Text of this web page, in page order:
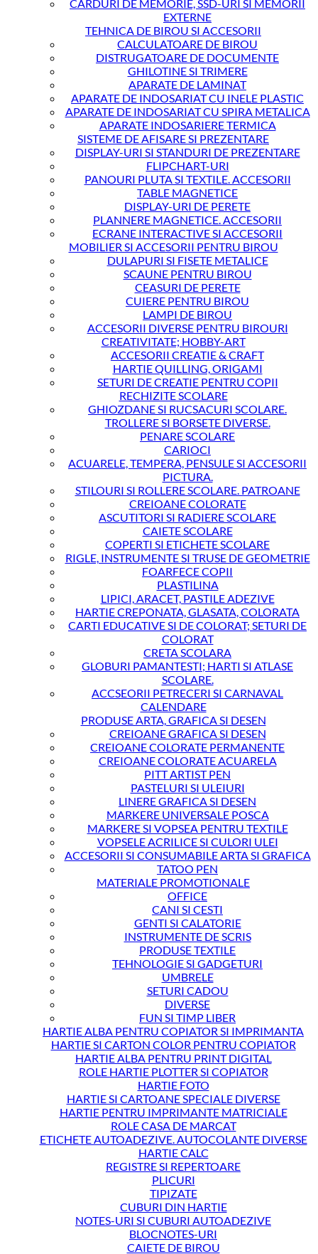
CARDURI DE MEMORIE, SSD-URI SI MEMORII
EXTERNE
TEHNICA DE BIROU SI ACCESORII
CALCULATOARE DE BIROU
DISTRUGATOARE DE DOCUMENTE
GHILOTINE SI TRIMERE
APARATE DE LAMINAT
APARATE DE INDOSARIAT CU INELE PLASTIC
APARATE DE INDOSARIAT CU SPIRA METALICA
APARATE INDOSARIERE TERMICA
SISTEME DE AFISARE SI PREZENTARE
DISPLAY-URI SI STANDURI DE PREZENTARE
FLIPCHART-URI
PANOURI PLUTA SI TEXTILE. ACCESORII
TABLE MAGNETICE
DISPLAY-URI DE PERETE
PLANNERE MAGNETICE. ACCESORII
ECRANE INTERACTIVE SI ACCESORII
MOBILIER SI ACCESORII PENTRU BIROU
DULAPURI SI FISETE METALICE
SCAUNE PENTRU BIROU
CEASURI DE PERETE
CUIERE PENTRU BIROU
LAMPI DE BIROU
ACCESORII DIVERSE PENTRU BIROURI
CREATIVITATE; HOBBY-ART
ACCESORII CREATIE & CRAFT
HARTIE QUILLING, ORIGAMI
SETURI DE CREATIE PENTRU COPII
RECHIZITE SCOLARE
GHIOZDANE SI RUCSACURI SCOLARE.
TROLLERE SI BORSETE DIVERSE.
PENARE SCOLARE
CARIOCI
ACUARELE, TEMPERA, PENSULE SI ACCESORII
PICTURA.
STILOURI SI ROLLERE SCOLARE. PATROANE
CREIOANE COLORATE
ASCUTITORI SI RADIERE SCOLARE
CAIETE SCOLARE
COPERTI SI ETICHETE SCOLARE
RIGLE, INSTRUMENTE SI TRUSE DE GEOMETRIE
FOARFECE COPII
PLASTILINA
LIPICI, ARACET, PASTILE ADEZIVE
HARTIE CREPONATA, GLASATA, COLORATA
CARTI EDUCATIVE SI DE COLORAT; SETURI DE
COLORAT
CRETA SCOLARA
GLOBURI PAMANTESTI; HARTI SI ATLASE
SCOLARE.
ACCSEORII PETRECERI SI CARNAVAL
CALENDARE
PRODUSE ARTA, GRAFICA SI DESEN
CREIOANE GRAFICA SI DESEN
CREIOANE COLORATE PERMANENTE
CREIOANE COLORATE ACUARELA
PITT ARTIST PEN
PASTELURI SI ULEIURI
LINERE GRAFICA SI DESEN
MARKERE UNIVERSALE POSCA
MARKERE SI VOPSEA PENTRU TEXTILE
VOPSELE ACRILICE SI CULORI ULEI
ACCESORII SI CONSUMABILE ARTA SI GRAFICA
TATOO PEN
MATERIALE PROMOTIONALE
OFFICE
CANI SI CESTI
GENTI SI CALATORIE
INSTRUMENTE DE SCRIS
PRODUSE TEXTILE
TEHNOLOGIE SI GADGETURI
UMBRELE
SETURI CADOU
DIVERSE
FUN SI TIMP LIBER
HARTIE ALBA PENTRU COPIATOR SI IMPRIMANTA
HARTIE SI CARTON COLOR PENTRU COPIATOR
HARTIE ALBA PENTRU PRINT DIGITAL
ROLE HARTIE PLOTTER SI COPIATOR
HARTIE FOTO
HARTIE SI CARTOANE SPECIALE DIVERSE
HARTIE PENTRU IMPRIMANTE MATRICIALE
ROLE CASA DE MARCAT
ETICHETE AUTOADEZIVE. AUTOCOLANTE DIVERSE
HARTIE CALC
REGISTRE SI REPERTOARE
PLICURI
TIPIZATE
CUBURI DIN HARTIE
NOTES-URI SI CUBURI AUTOADEZIVE
BLOCNOTES-URI
CAIETE DE BIROU